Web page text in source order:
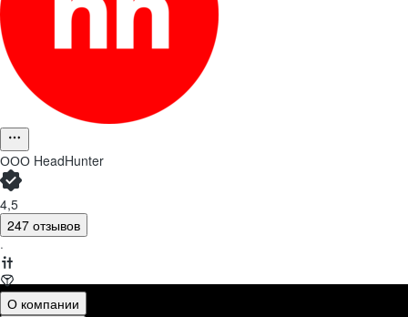
ООО HeadHunter
4,5
247 отзывов
·
О компании